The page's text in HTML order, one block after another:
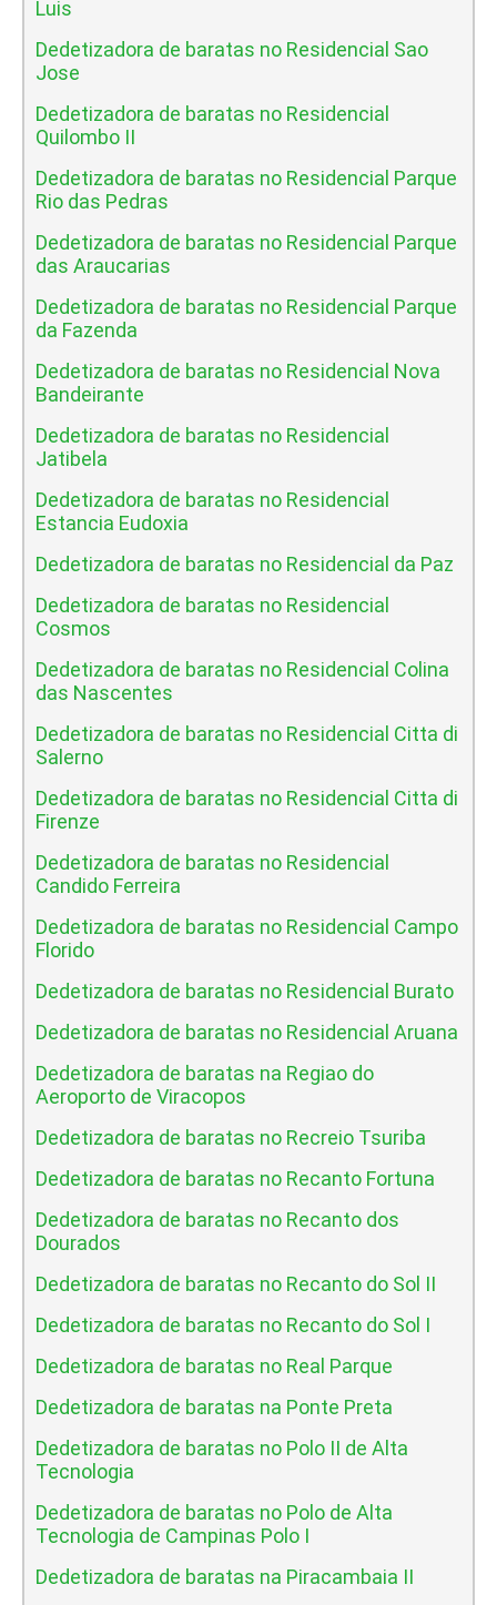
Luis
Dedetizadora de baratas no Residencial Sao
Jose
Dedetizadora de baratas no Residencial
Quilombo II
Dedetizadora de baratas no Residencial Parque
Rio das Pedras
Dedetizadora de baratas no Residencial Parque
das Araucarias
Dedetizadora de baratas no Residencial Parque
da Fazenda
Dedetizadora de baratas no Residencial Nova
Bandeirante
Dedetizadora de baratas no Residencial
Jatibela
Dedetizadora de baratas no Residencial
Estancia Eudoxia
Dedetizadora de baratas no Residencial da Paz
Dedetizadora de baratas no Residencial
Cosmos
Dedetizadora de baratas no Residencial Colina
das Nascentes
Dedetizadora de baratas no Residencial Citta di
Salerno
Dedetizadora de baratas no Residencial Citta di
Firenze
Dedetizadora de baratas no Residencial
Candido Ferreira
Dedetizadora de baratas no Residencial Campo
Florido
Dedetizadora de baratas no Residencial Burato
Dedetizadora de baratas no Residencial Aruana
Dedetizadora de baratas na Regiao do
Aeroporto de Viracopos
Dedetizadora de baratas no Recreio Tsuriba
Dedetizadora de baratas no Recanto Fortuna
Dedetizadora de baratas no Recanto dos
Dourados
Dedetizadora de baratas no Recanto do Sol II
Dedetizadora de baratas no Recanto do Sol I
Dedetizadora de baratas no Real Parque
Dedetizadora de baratas na Ponte Preta
Dedetizadora de baratas no Polo II de Alta
Tecnologia
Dedetizadora de baratas no Polo de Alta
Tecnologia de Campinas Polo I
Dedetizadora de baratas na Piracambaia II